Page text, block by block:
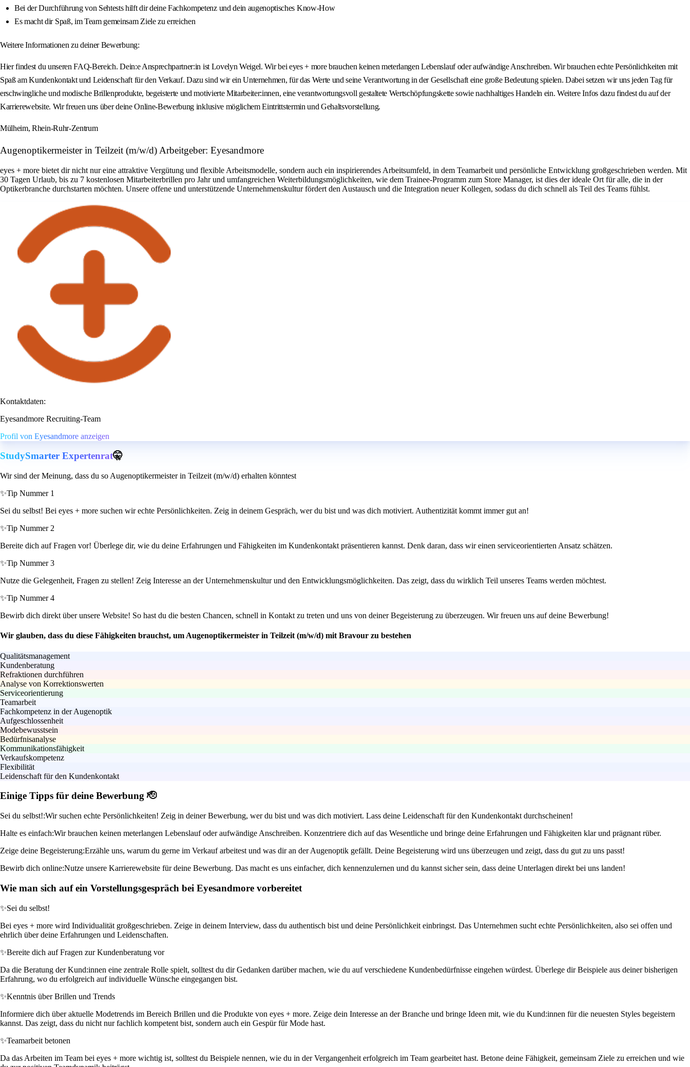
Bei der Durchführung von Sehtests hilft dir deine Fachkompetenz und dein augenoptisches Know-How
Es macht dir Spaß, im Team gemeinsam Ziele zu erreichen
Weitere Informationen zu deiner Bewerbung:
Hier findest du unseren FAQ-Bereich. Dein:e Ansprechpartner:in ist Lovelyn Weigel. Wir bei eyes + more brauchen keinen meterlangen Lebenslauf oder aufwändige Anschreiben. Wir brauchen echte Persönlichkeiten mit
Spaß am Kundenkontakt und Leidenschaft für den Verkauf. Dazu sind wir ein Unternehmen, für das Werte und seine Verantwortung in der Gesellschaft eine große Bedeutung spielen. Dabei setzen wir uns jeden Tag für
erschwingliche und modische Brillenprodukte, begeisterte und motivierte Mitarbeiter:innen, eine verantwortungsvoll gestaltete Wertschöpfungskette sowie nachhaltiges Handeln ein. Weitere Infos dazu findest du auf der
Karrierewebsite. Wir freuen uns über deine Online-Bewerbung inklusive möglichem Eintrittstermin und Gehaltsvorstellung.
Mülheim, Rhein-Ruhr-Zentrum
Augenoptikermeister in Teilzeit (m/w/d) Arbeitgeber: Eyesandmore
eyes + more bietet dir nicht nur eine attraktive Vergütung und flexible Arbeitsmodelle, sondern auch ein inspirierendes Arbeitsumfeld, in dem Teamarbeit und persönliche Entwicklung großgeschrieben werden. Mit
30 Tagen Urlaub, bis zu 7 kostenlosen Mitarbeiterbrillen pro Jahr und umfangreichen Weiterbildungsmöglichkeiten, wie dem Trainee-Programm zum Store Manager, ist dies der ideale Ort für alle, die in der
Optikerbranche durchstarten möchten. Unsere offene und unterstützende Unternehmenskultur fördert den Austausch und die Integration neuer Kollegen, sodass du dich schnell als Teil des Teams fühlst.
Kontaktdaten:
Eyesandmore Recruiting-Team
Profil von Eyesandmore anzeigen
StudySmarter Expertenrat🤫
Wir sind der Meinung, dass du so Augenoptikermeister in Teilzeit (m/w/d) erhalten könntest
✨Tip Nummer 1
Sei du selbst! Bei eyes + more suchen wir echte Persönlichkeiten. Zeig in deinem Gespräch, wer du bist und was dich motiviert. Authentizität kommt immer gut an!
✨Tip Nummer 2
Bereite dich auf Fragen vor! Überlege dir, wie du deine Erfahrungen und Fähigkeiten im Kundenkontakt präsentieren kannst. Denk daran, dass wir einen serviceorientierten Ansatz schätzen.
✨Tip Nummer 3
Nutze die Gelegenheit, Fragen zu stellen! Zeig Interesse an der Unternehmenskultur und den Entwicklungsmöglichkeiten. Das zeigt, dass du wirklich Teil unseres Teams werden möchtest.
✨Tip Nummer 4
Bewirb dich direkt über unsere Website! So hast du die besten Chancen, schnell in Kontakt zu treten und uns von deiner Begeisterung zu überzeugen. Wir freuen uns auf deine Bewerbung!
Wir glauben, dass du diese Fähigkeiten brauchst, um Augenoptikermeister in Teilzeit (m/w/d) mit Bravour zu bestehen
Qualitätsmanagement
Kundenberatung
Refraktionen durchführen
Analyse von Korrektionswerten
Serviceorientierung
Teamarbeit
Fachkompetenz in der Augenoptik
Aufgeschlossenheit
Modebewusstsein
Bedürfnisanalyse
Kommunikationsfähigkeit
Verkaufskompetenz
Flexibilität
Leidenschaft für den Kundenkontakt
Einige Tipps für deine Bewerbung 🫡
Sei du selbst!:Wir suchen echte Persönlichkeiten! Zeig in deiner Bewerbung, wer du bist und was dich motiviert. Lass deine Leidenschaft für den Kundenkontakt durchscheinen!
Halte es einfach:Wir brauchen keinen meterlangen Lebenslauf oder aufwändige Anschreiben. Konzentriere dich auf das Wesentliche und bringe deine Erfahrungen und Fähigkeiten klar und prägnant rüber.
Zeige deine Begeisterung:Erzähle uns, warum du gerne im Verkauf arbeitest und was dir an der Augenoptik gefällt. Deine Begeisterung wird uns überzeugen und zeigt, dass du gut zu uns passt!
Bewirb dich online:Nutze unsere Karrierewebsite für deine Bewerbung. Das macht es uns einfacher, dich kennenzulernen und du kannst sicher sein, dass deine Unterlagen direkt bei uns landen!
Wie man sich auf ein Vorstellungsgespräch bei Eyesandmore vorbereitet
✨Sei du selbst!
Bei eyes + more wird Individualität großgeschrieben. Zeige in deinem Interview, dass du authentisch bist und deine Persönlichkeit einbringst. Das Unternehmen sucht echte Persönlichkeiten, also sei offen und
ehrlich über deine Erfahrungen und Leidenschaften.
✨Bereite dich auf Fragen zur Kundenberatung vor
Da die Beratung der Kund:innen eine zentrale Rolle spielt, solltest du dir Gedanken darüber machen, wie du auf verschiedene Kundenbedürfnisse eingehen würdest. Überlege dir Beispiele aus deiner bisherigen
Erfahrung, wo du erfolgreich auf individuelle Wünsche eingegangen bist.
✨Kenntnis über Brillen und Trends
Informiere dich über aktuelle Modetrends im Bereich Brillen und die Produkte von eyes + more. Zeige dein Interesse an der Branche und bringe Ideen mit, wie du Kund:innen für die neuesten Styles begeistern
kannst. Das zeigt, dass du nicht nur fachlich kompetent bist, sondern auch ein Gespür für Mode hast.
✨Teamarbeit betonen
Da das Arbeiten im Team bei eyes + more wichtig ist, solltest du Beispiele nennen, wie du in der Vergangenheit erfolgreich im Team gearbeitet hast. Betone deine Fähigkeit, gemeinsam Ziele zu erreichen und wie